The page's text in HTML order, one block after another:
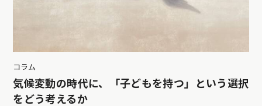
コラム
気候変動の時代に、「子どもを持つ」という選択
をどう考えるか